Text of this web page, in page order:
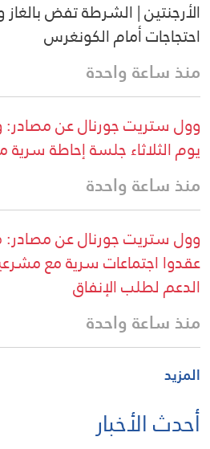
الأرجنتين | الشرطة تفض بالغاز
احتجاجات أمام الكونغرس
منذ ساعة واحدة
وول ستريت جورنال عن مصادر:
يوم الثلاثاء جلسة إحاطة
منذ ساعة واحدة
وول ستريت جورنال عن مصادر:
عقدوا اجتماعات سرية مع
الدعم لطلب الإنفاق
منذ ساعة واحدة
المزيد
أحدث الأخبار